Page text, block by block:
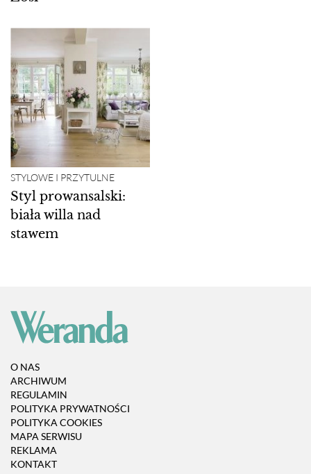
STYLOWE I PRZYTULNE
Styl prowansalski:
biała willa nad
stawem
O NAS
ARCHIWUM
REGULAMIN
POLITYKA PRYWATNOŚCI
POLITYKA COOKIES
MAPA SERWISU
REKLAMA
KONTAKT